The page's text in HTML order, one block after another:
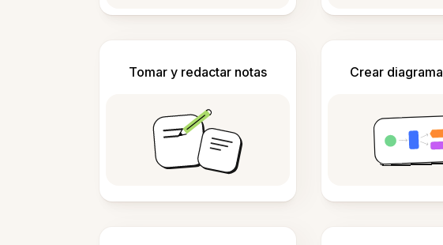
Tomar y redactar notas Crear